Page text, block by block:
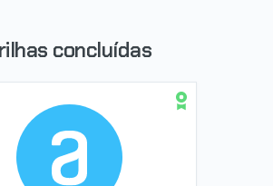
concluídas